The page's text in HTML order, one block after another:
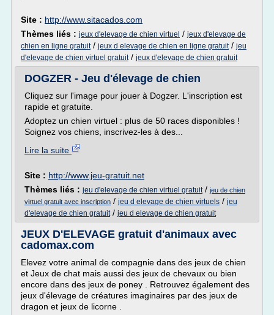
Site : http://www.sitacados.com
Thèmes liés : jeux d'elevage de chien virtuel / jeux d'elevage de
chien en ligne gratuit/ jeux d elevage de chien en ligne gratuit/ jeu
d'elevage de chien virtuel gratuit/ jeux d'elevage de chien gratuit
DOGZER - Jeu d'élevage de chien
Cliquez sur l'image pour jouer à Dogzer. L'inscription est
rapide et gratuite.
Adoptez un chien virtuel : plus de 50 races disponibles !
Soignez vos chiens, inscrivez-les à des...
Lire la suite
Site : http://www.jeu-gratuit.net
Thèmes liés : jeu d'elevage de chien virtuel gratuit/ jeu de chien
virtuel gratuit avec inscription / jeu d elevage de chien virtuels / jeu
d'elevage de chien gratuit/ jeu d elevage de chien gratuit
JEUX D'ELEVAGE gratuit d'animaux avec
cadomax.com
Elevez votre animal de compagnie dans des jeux de chien
et Jeux de chat mais aussi des jeux de chevaux ou bien
encore dans des jeux de poney . Retrouvez également des
jeux d'élevage de créatures imaginaires par des jeux de
dragon et jeux de licorne .